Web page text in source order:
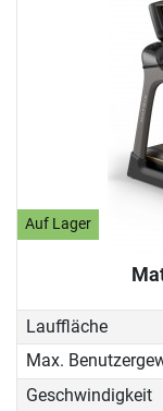
Auf Lager
Lauffläche
Max.
Geschwindigkeit